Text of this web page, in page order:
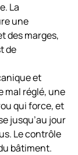
La
une
des marges,
de
et
mal réglé, une
qui force, et
jusqu’au jour
Le contrôle
bâtiment.